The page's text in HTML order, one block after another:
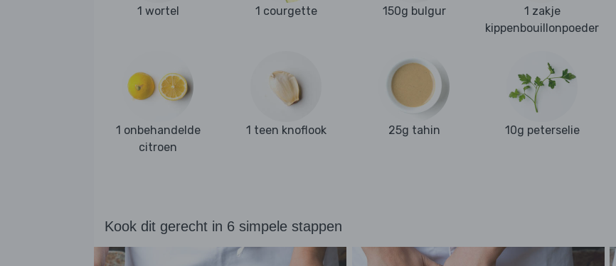
1 wortel 1 courgette 150g bulgur
1 zakje
kippenbouillonpoeder
1 onbehandelde
citroen
1 teen knoflook 25g tahin 10g peterselie
Kook dit gerecht in 6 simpele stappen